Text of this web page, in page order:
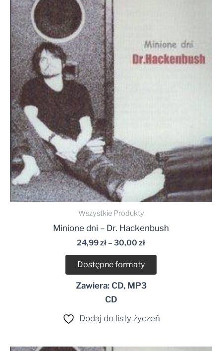
Wszystkie Produkty
Minione dni – Dr. Hackenbush
24,99zł– 30,00 zł
do
30,00 zł
Dostępne formaty
Zawiera: CD, MP3
CD
Dodaj do listy życzeń